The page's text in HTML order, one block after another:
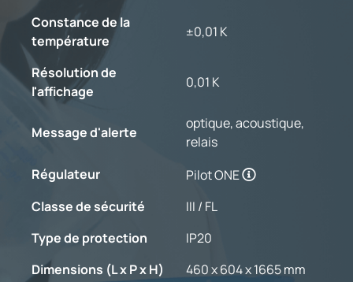
Constance de la
température
±0,01 K
Résolution de
l'affichage
0,01 K
Message d'alerte
optique, acoustique,
relais
Régulateur
Pilot ONE
Classe de sécurité
III / FL
Type de protection
IP20
Dimensions (L x P x H)
460 x 604 x 1665 mm